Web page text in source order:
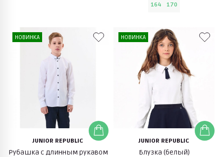
164
170
НОВИНКА
JUNIOR REPUBLIC
Рубашка с длинным рукавом
НОВИНКА
JUNIOR REPUBLIC
Блузка (белый)